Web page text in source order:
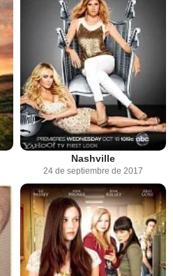
Nashville
24 de septiembre de 2017